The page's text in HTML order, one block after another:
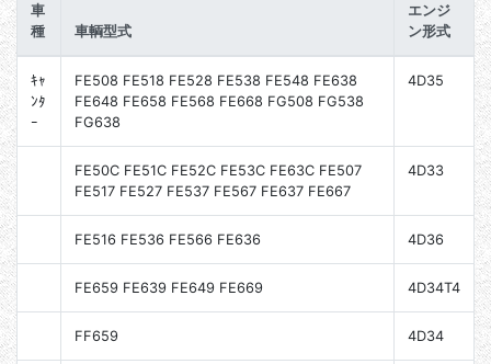
車
種
車輌型式
エンジ
ン形式
ｷｬ
ﾝﾀ
ｰ
FE508 FE518 FE528 FE538 FE548 FE638
FE648 FE658 FE568 FE668 FG508 FG538
FG638
4D35
FE50C FE51C FE52C FE53C FE63C FE507
FE517 FE527 FE537 FE567 FE637 FE667
4D33
FE516 FE536 FE566 FE636 4D36
FE659 FE639 FE649 FE669 4D34T4
FF659 4D34